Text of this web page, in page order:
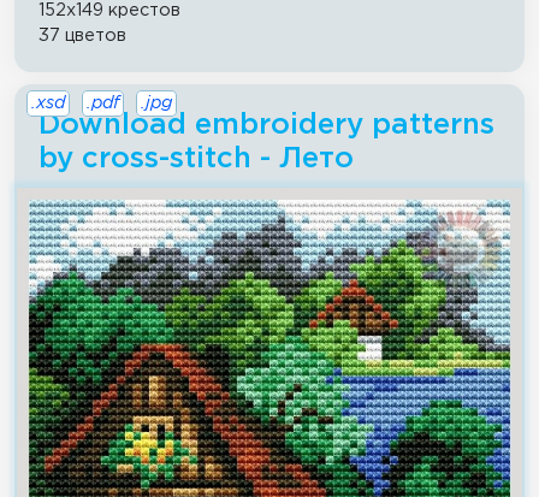
152x149 крестов
37 цветов
Download embroidery patterns
by cross-stitch - Лето
.xsd .pdf .jpg